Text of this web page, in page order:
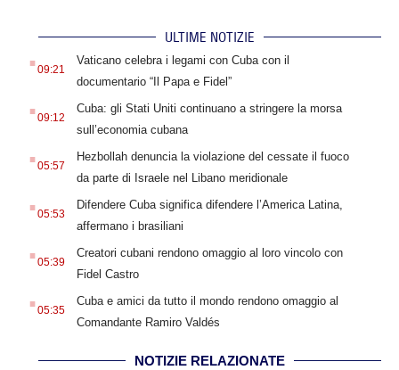
ULTIME NOTIZIE
.09:21
Vaticano celebra i legami con Cuba con il
documentario “Il Papa e Fidel”
.09:12
Cuba: gli Stati Uniti continuano a stringere la morsa
sull’economia cubana
.05:57
Hezbollah denuncia la violazione del cessate il fuoco
da parte di Israele nel Libano meridionale
.05:53
Difendere Cuba significa difendere l’America Latina,
affermano i brasiliani
.05:39
Creatori cubani rendono omaggio al loro vincolo con
Fidel Castro
.05:35
Cuba e amici da tutto il mondo rendono omaggio al
Comandante Ramiro Valdés
NOTIZIE RELAZIONATE